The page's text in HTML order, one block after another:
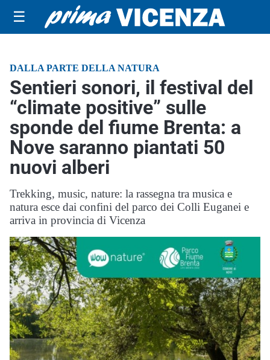
☰
DALLA PARTE DELLA NATURA
Sentieri sonori, il festival del
“climate positive” sulle
sponde del fiume Brenta: a
Nove saranno piantati 50
nuovi alberi
Trekking, music, nature: la rassegna tra musica e
natura esce dai confini del parco dei Colli Euganei e
arriva in provincia di Vicenza